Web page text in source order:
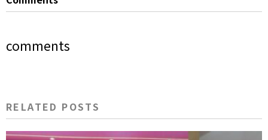
comments
RELATED POSTS